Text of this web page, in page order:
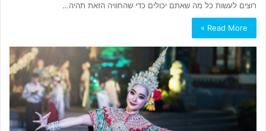
רוצים לעשות כל מה שאתם יכולים כדי שהחוויה הזאת תהיה…
Read More »